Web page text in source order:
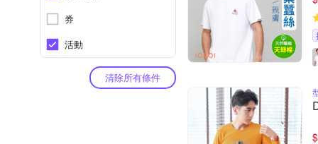
券
活動
清除所有條件
$